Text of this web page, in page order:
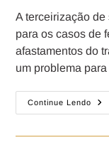
A terceirização
para os casos de
afastamentos do
um problema
Continue Lendo